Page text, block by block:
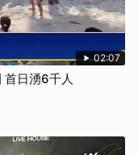
02:07
首日湧6千人